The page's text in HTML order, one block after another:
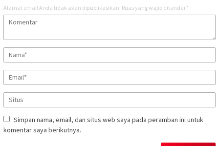
Alamat email Anda tidak akan dipublikasikan. Ruas yang wajib ditandai *
Simpan nama, email, dan situs web saya pada peramban ini untuk
komentar saya berikutnya.